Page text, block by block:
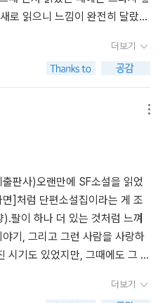
서 자신에게 있던 태생적 결함이
정리하는 일을 하는 용감하고
행성 시스템의 의뢰로 탐사할 가
로 향한다. 하지만 탐사 도중 34
잡힌다. 기계들의 리더인 ‘셀’은
서, “라이오니, 드디어 돌아왔구
일
였던 ‘마리’와 모그 학생은 처음
무용 수업 이야기. 시지각 이상증
상할 수도 없다고 말하는 ‘나’에
고 말한다. “지금까지 이 세계에
요. 당신들이 아니고요.” 타자화
행동의 이유를 들여다봄으로써
된다. - 시지각 이상증을 겪고 있
로 읽으니 느낌이 완전히 달랐
읽힌 건지는 모르겠지만 소설
인상으로 남았다. 이전의 소설
즘을 전면에 낸 소설이었다면
SF적으로 잘 녹여냈다는 점에
평소에 관심있던 주제를 본인 작
다.만약 같은 주제를 SF가 아닌
런 답답한 느낌이 없어서 좋았
후의 라이오니>
던 건 대략적인 줄거리를 아니
할 수 있다는 점이었다. 이전에
럽다는 인상을 받았었다. 또 결
욱 효과적이라는 걸 느꼈다. 단순
더보기
판사)오랜만에 SF소설을 읽었
]처럼 단편소설집이라는 게 조
팔이 하나 더 있는 것처럼 느껴
기, 그리고 그런 사람을 사랑하
시기도 있었지만, 그때에도 그 사
지 않나요‘.눈이 마주쳤을 때,
더보기